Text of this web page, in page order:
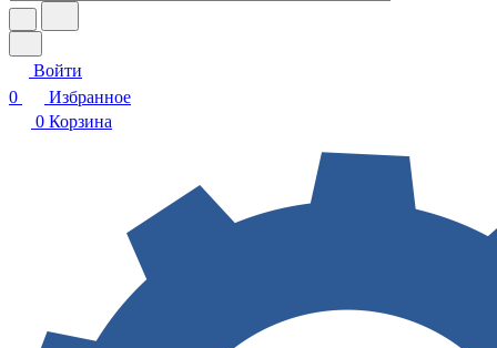
Войти
0
Избранное
0 Корзина